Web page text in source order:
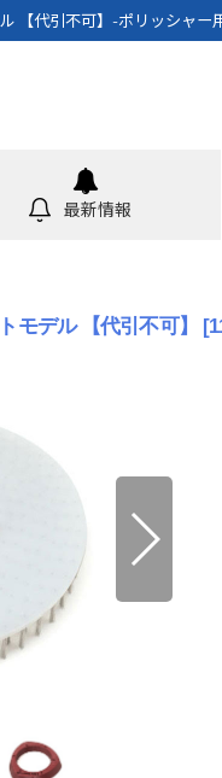
【代引不可】-ポリッシャー
最新情報
モデル 【代引不可】 [